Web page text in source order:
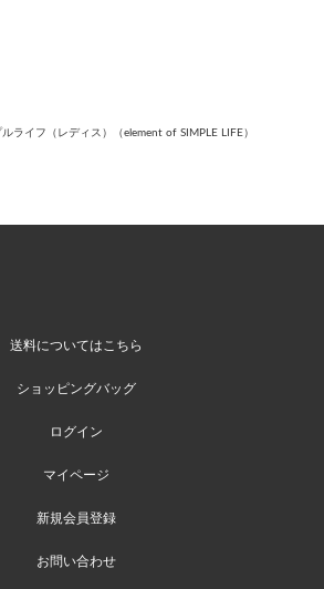
ライフ（レディス）（element of SIMPLE LIFE）
送料についてはこちら
ショッピングバッグ
ログイン
マイページ
新規会員登録
お問い合わせ